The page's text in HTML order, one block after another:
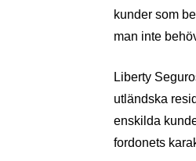
kunder som
man inte
Liberty
utländska
enskilda
fordonets